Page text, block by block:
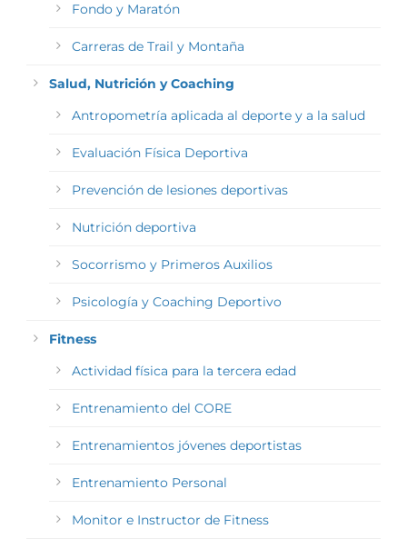
Fondo y Maratón
Carreras de Trail y Montaña
Salud, Nutrición y Coaching
Antropometría aplicada al deporte y a la salud
Evaluación Física Deportiva
Prevención de lesiones deportivas
Nutrición deportiva
Socorrismo y Primeros Auxilios
Psicología y Coaching Deportivo
Fitness
Actividad física para la tercera edad
Entrenamiento del CORE
Entrenamientos jóvenes deportistas
Entrenamiento Personal
Monitor e Instructor de Fitness